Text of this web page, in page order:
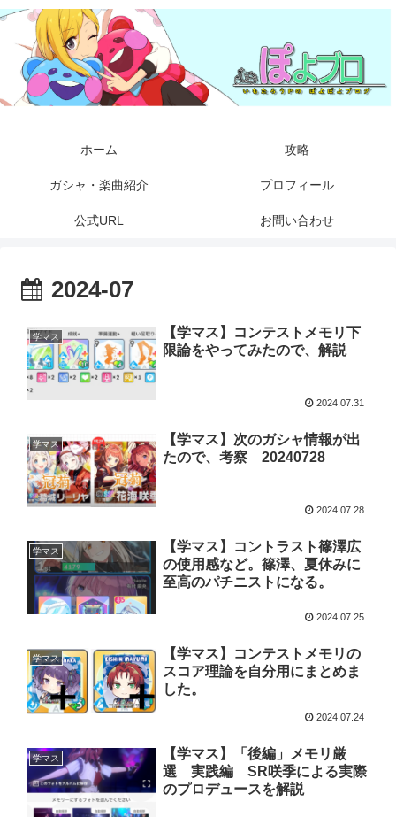
ホーム 攻略
ガシャ・楽曲紹介 プロフィール
公式URL お問い合わせ
2024-07
学マス
【学マス】コンテストメモリ下
限論をやってみたので、解説
2024.07.31
学マス
【学マス】次のガシャ情報が出
たので、考察 20240728
2024.07.28
学マス
【学マス】コントラスト篠澤広
の使用感など。篠澤、夏休みに
至高のパチニストになる。
2024.07.25
学マス
【学マス】コンテストメモリの
スコア理論を自分用にまとめま
した。
2024.07.24
学マス
【学マス】「後編」メモリ厳
選 実践編 SR咲季による実際
のプロデュースを解説